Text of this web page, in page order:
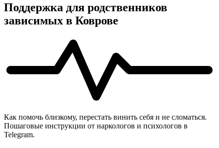
Поддержка для родственников
зависимых в Коврове
Как помочь близкому, перестать винить себя и не сломаться.
Пошаговые инструкции от наркологов и психологов в
Telegram.